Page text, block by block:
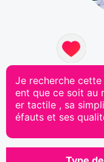
Je recherche
ent que ce soit au
er tactile , sa
éfauts et ses